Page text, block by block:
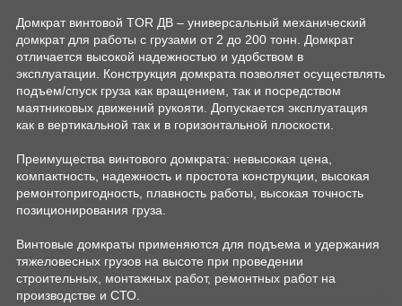
Домкрат винтовой TOR ДВ – универсальный механический
домкрат для работы с грузами от 2 до 200 тонн. Домкрат
отличается высокой надежностью и удобством в
эксплуатации. Конструкция домкрата позволяет осуществлять
подъем/спуск груза как вращением, так и посредством
маятниковых движений рукояти. Допускается эксплуатация
как в вертикальной так и в горизонтальной плоскости.
Преимущества винтового домкрата: невысокая цена,
компактность, надежность и простота конструкции, высокая
ремонтопригодность, плавность работы, высокая точность
позиционирования груза.
Винтовые домкраты применяются для подъема и удержания
тяжеловесных грузов на высоте при проведении
строительных, монтажных работ, ремонтных работ на
производстве и СТО.